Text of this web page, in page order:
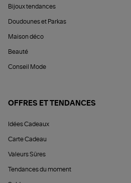
Bijoux tendances
Doudounes et Parkas
Maison déco
Beauté
Conseil Mode
OFFRES ET TENDANCES
Idées Cadeaux
Carte Cadeau
Valeurs Sûres
Tendances du moment